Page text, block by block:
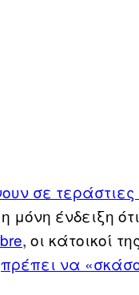
σε τεράστιες
μόνη ένδειξη
, οι κάτοικοί
πρέπει να